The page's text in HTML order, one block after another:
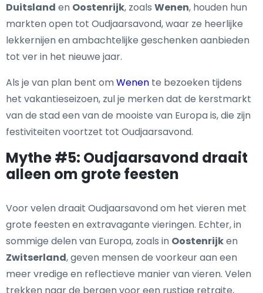
Duitsland en Oostenrijk, zoals Wenen, houden hun
markten open tot Oudjaarsavond, waar ze heerlijke
lekkernijen en ambachtelijke geschenken aanbieden
tot ver in het nieuwe jaar.
Als je van plan bent omWenen te bezoeken tijdens
het vakantieseizoen, zul je merken dat de kerstmarkt
van de stad een van de mooiste van Europa is, die zijn
festiviteiten voortzet tot Oudjaarsavond.
Mythe #5: Oudjaarsavond draait
alleen om grote feesten
Voor velen draait Oudjaarsavond om het vieren met
grote feesten en extravagante vieringen. Echter, in
sommige delen van Europa, zoals in Oostenrijken
Zwitserland, geven mensen de voorkeur aan een
meer vredige en reflectieve manier van vieren. Velen